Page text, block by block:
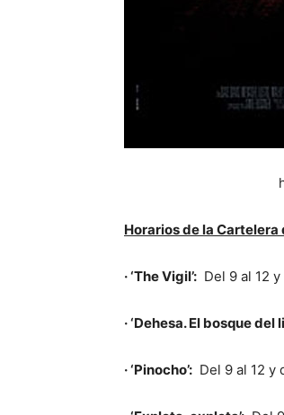
Horarios de la Cartelera
· ‘The Vigil’: Del 9 al 12
· ‘Dehesa. El bosque del
· ‘Pinocho’: Del 9 al 12 y